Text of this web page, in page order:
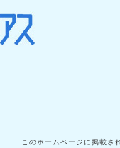
このホームページに掲載さ